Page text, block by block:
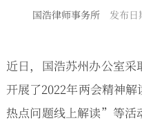
国浩律师事务所 发布
近日，国浩苏州办公室
开展了2022年两会精神
热点问题线上解读”等